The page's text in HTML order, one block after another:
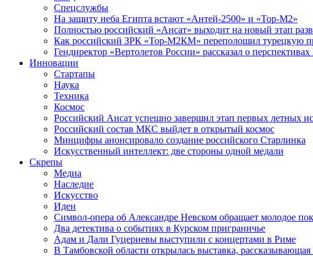
Спецслужбы
На защиту неба Египта встают «Антей-2500» и «Тор-М2»
Полностью российский «Ансат» выходит на новый этап
Как российский ЗРК «Тор-М2КМ» переполошил турецкую
Гендиректор «Вертолетов России» рассказал о
Инновации
Стартапы
Наука
Техника
Космос
Российский Ансат успешно завершил этап первых летных
Российский состав МКС выйдет в открытый космос
Минцифры анонсировало создание российского Старлинка
Искусственный интеллект: две стороны одной медали
Скрепы
Медиа
Наследие
Искусство
Идеи
Символ-опера об Александре Невском обращает молодое
Два детектива о событиях в Курском приграничье
Адам и Дали Гуцериевы выступили с концертами в Риме
В Тамбовской области открылась выставка,